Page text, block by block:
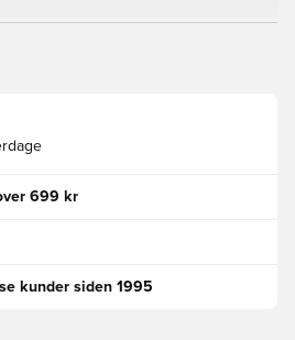
699 kr
kunder siden 1995